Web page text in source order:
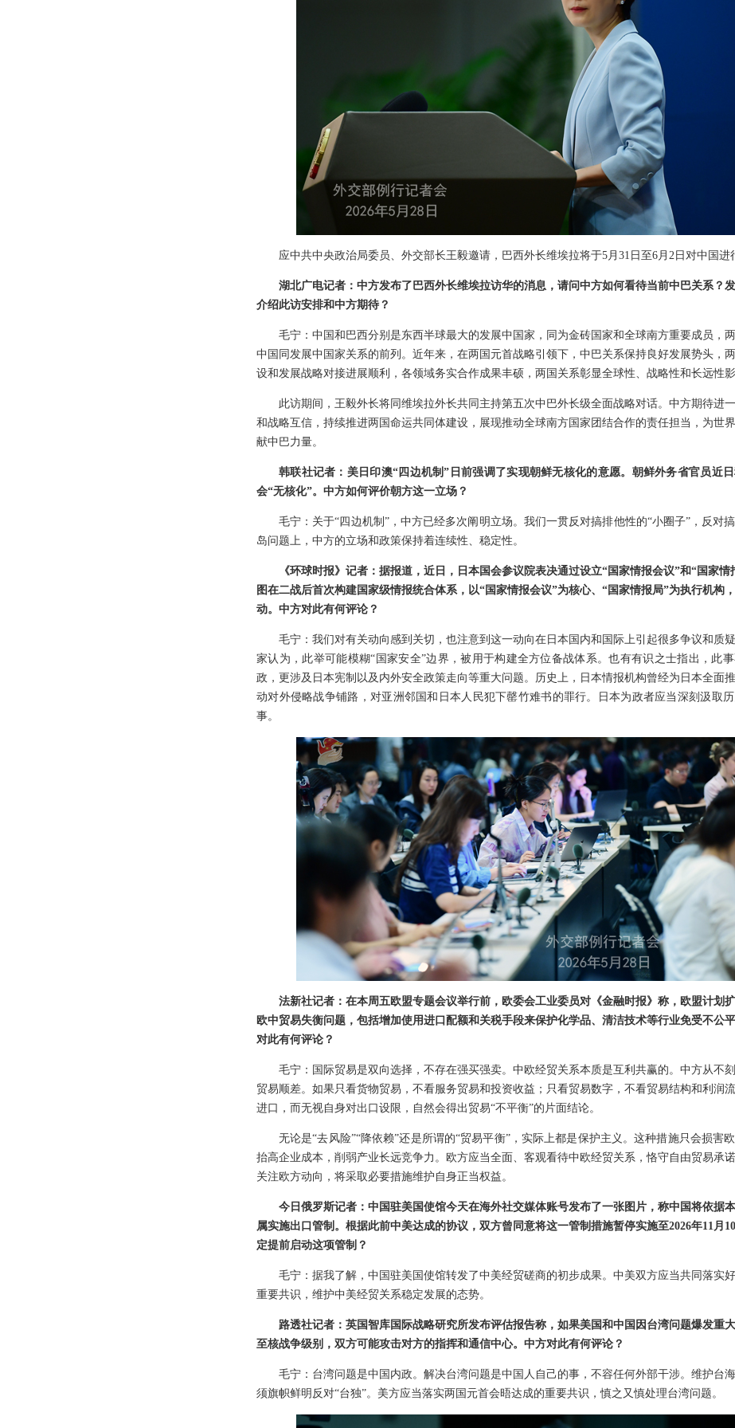
应中共中央政治局委员、外交部长王毅邀请，巴西外长维埃拉将于5月31日至6月2日对中国进
湖北广电记者：中方发布了巴西外长维埃拉访华的消息，请问中方如何看待当前中巴关系？
介绍此访安排和中方期待？
毛宁：中国和巴西分别是东西半球最大的发展中国家，同为金砖国家和全球南方重要成员，
中国同发展中国家关系的前列。近年来，在两国元首战略引领下，中巴关系保持良好发展势头，
设和发展战略对接进展顺利，各领域务实合作成果丰硕，两国关系彰显全球性、战略性和长远性影
此访期间，王毅外长将同维埃拉外长共同主持第五次中巴外长级全面战略对话。中方期待进
和战略互信，持续推进两国命运共同体建设，展现推动全球南方国家团结合作的责任担当，为世
献中巴力量。
韩联社记者：美日印澳“四边机制”日前强调了实现朝鲜无核化的意愿。朝鲜外务省官员近
会“无核化”。中方如何评价朝方这一立场？
毛宁：关于“四边机制”，中方已经多次阐明立场。我们一贯反对搞排他性的“小圈子”，反对
岛问题上，中方的立场和政策保持着连续性、稳定性。
《环球时报》记者：据报道，近日，日本国会参议院表决通过设立“国家情报会议”和“国家情
图在二战后首次构建国家级情报统合体系，以“国家情报会议”为核心、“国家情报局”为执行机构
动。中方对此有何评论？
毛宁：我们对有关动向感到关切，也注意到这一动向在日本国内和国际上引起很多争议和质
家认为，此举可能模糊“国家安全”边界，被用于构建全方位备战体系。也有有识之士指出，此
政，更涉及日本宪制以及内外安全政策走向等重大问题。历史上，日本情报机构曾经为日本全面
动对外侵略战争铺路，对亚洲邻国和日本人民犯下罄竹难书的罪行。日本为政者应当深刻汲取
事。
法新社记者：在本周五欧盟专题会议举行前，欧委会工业委员对《金融时报》称，欧盟计划
欧中贸易失衡问题，包括增加使用进口配额和关税手段来保护化学品、清洁技术等行业免受不公
对此有何评论？
毛宁：国际贸易是双向选择，不存在强买强卖。中欧经贸关系本质是互利共赢的。中方从不
贸易顺差。如果只看货物贸易，不看服务贸易和投资收益；只看贸易数字，不看贸易结构和利润
进口，而无视自身对出口设限，自然会得出贸易“不平衡”的片面结论。
无论是“去风险”“降依赖”还是所谓的“贸易平衡”，实际上都是保护主义。这种措施只会损害
抬高企业成本，削弱产业长远竞争力。欧方应当全面、客观看待中欧经贸关系，恪守自由贸易承
关注欧方动向，将采取必要措施维护自身正当权益。
今日俄罗斯记者：中国驻美国使馆今天在海外社交媒体账号发布了一张图片，称中国将依据
属实施出口管制。根据此前中美达成的协议，双方曾同意将这一管制措施暂停实施至2026年11月
定提前启动这项管制？
毛宁：据我了解，中国驻美国使馆转发了中美经贸磋商的初步成果。中美双方应当共同落实
重要共识，维护中美经贸关系稳定发展的态势。
路透社记者：英国智库国际战略研究所发布评估报告称，如果美国和中国因台湾问题爆发重
至核战争级别，双方可能攻击对方的指挥和通信中心。中方对此有何评论？
毛宁：台湾问题是中国内政。解决台湾问题是中国人自己的事，不容任何外部干涉。维护台
须旗帜鲜明反对“台独”。美方应当落实两国元首会晤达成的重要共识，慎之又慎处理台湾问题。